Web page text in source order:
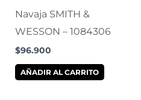
Navaja SMITH &
WESSON – 1084306
$96.900
AÑADIR AL CARRITO